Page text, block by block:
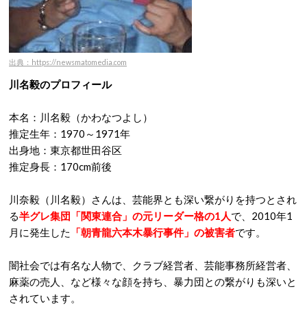
出典：https://newsmatomedia.com
川名毅のプロフィール
本名：川名毅（かわなつよし）
推定生年：1970～1971年
出身地：東京都世田谷区
推定身長：170cm前後
川奈毅（川名毅）さんは、芸能界とも深い繋がりを持つとされ
る半グレ集団「関東連合」の元リーダー格の1人で、2010年1
月に発生した
「朝青龍六本木暴行事件」の被害者です。
闇社会では有名な人物で、クラブ経営者、芸能事務所経営者、
麻薬の売人、など様々な顔を持ち、暴力団との繋がりも深いと
されています。